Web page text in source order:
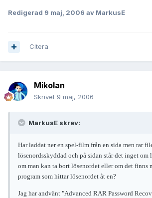
Redigerad 9 maj, 2006 av MarkusE
Citera
Mikolan
Skrivet 9 maj, 2006
MarkusE skrev:
Har laddat ner en spel-film från en sida men rar
lösenordsskyddad och på sidan står det inget om
om man kan ta bort lösenordet eller om det finns
program som hittar lösenordet åt en?
Jag har andvänt "Advanced RAR Password